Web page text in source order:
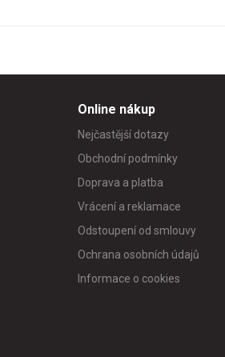
Online nákup
Nejčastější dotazy
Obchodní podmínky
Doprava a platba
Vrácení a reklamace
Odstoupení od smlouvy
Ochrana osobních údajů
Informace o cookies